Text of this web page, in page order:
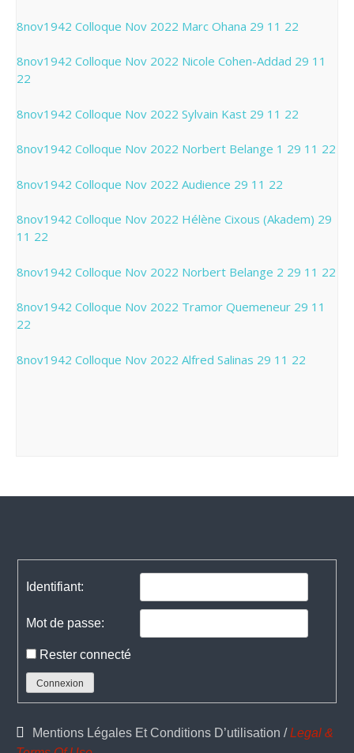
8nov1942 Colloque Nov 2022 Marc Ohana 29 11 22
8nov1942 Colloque Nov 2022 Nicole Cohen-Addad 29 11
22
8nov1942 Colloque Nov 2022 Sylvain Kast 29 11 22
8nov1942 Colloque Nov 2022 Norbert Belange 1 29 11 22
8nov1942 Colloque Nov 2022 Audience 29 11 22
8nov1942 Colloque Nov 2022 Hélène Cixous (Akadem) 29
11 22
8nov1942 Colloque Nov 2022 Norbert Belange 2 29 11 22
8nov1942 Colloque Nov 2022 Tramor Quemeneur 29 11
22
8nov1942 Colloque Nov 2022 Alfred Salinas 29 11 22
l’article
Identifiant:
Mot de passe:
Rester connecté
Connexion
Mentions Légales Et Conditions D’utilisation /Legal &